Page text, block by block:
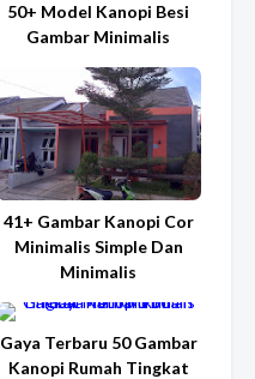
50+ Model Kanopi Besi
Gambar Minimalis
41+ Gambar Kanopi Cor
Minimalis Simple Dan
Minimalis
Gaya Terbaru 50 Gambar
Kanopi Rumah Tingkat